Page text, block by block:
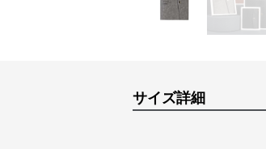
サイズ詳細